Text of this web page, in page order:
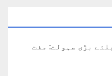
بڑی سہولت: مفت